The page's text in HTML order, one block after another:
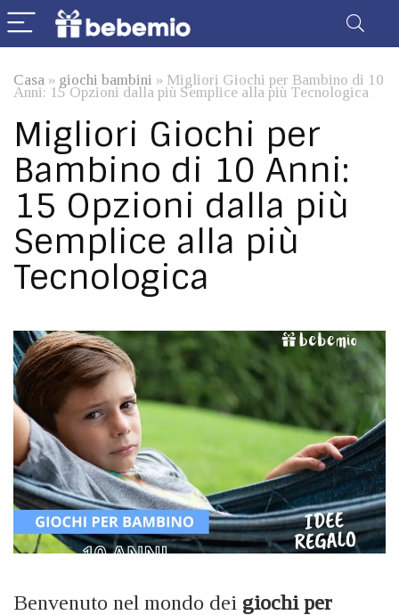
Casa » giochi bambini » Migliori Giochi per Bambino di 10
Anni: 15 Opzioni dalla più Semplice alla più Tecnologica
Migliori Giochi per
Bambino di 10 Anni:
15 Opzioni dalla più
Semplice alla più
Tecnologica
Benvenuto nel mondo dei giochi per